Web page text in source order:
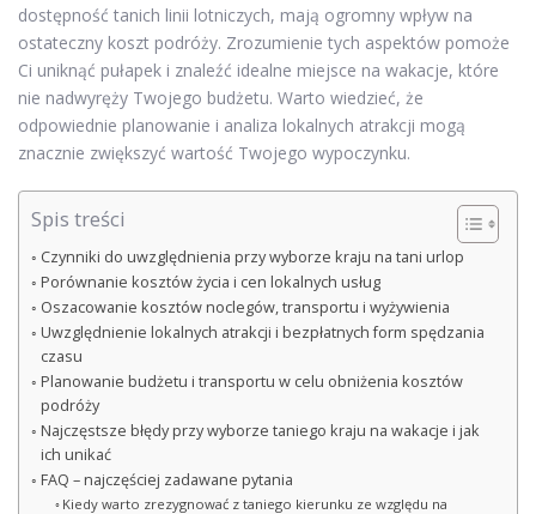
dostępność tanich linii lotniczych, mają ogromny wpływ na
ostateczny koszt podróży. Zrozumienie tych aspektów pomoże
Ci uniknąć pułapek i znaleźć idealne miejsce na wakacje, które
nie nadwyręży Twojego budżetu. Warto wiedzieć, że
odpowiednie planowanie i analiza lokalnych atrakcji mogą
znacznie zwiększyć wartość Twojego wypoczynku.
Spis treści
Czynniki do uwzględnienia przy wyborze kraju na tani urlop
Porównanie kosztów życia i cen lokalnych usług
Oszacowanie kosztów noclegów, transportu i wyżywienia
Uwzględnienie lokalnych atrakcji i bezpłatnych form spędzania
czasu
Planowanie budżetu i transportu w celu obniżenia kosztów
podróży
Najczęstsze błędy przy wyborze taniego kraju na wakacje i jak
ich unikać
FAQ – najczęściej zadawane pytania
Kiedy warto zrezygnować z taniego kierunku ze względu na